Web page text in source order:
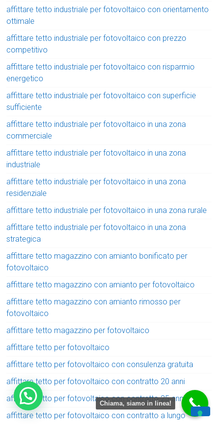
affittare tetto industriale per fotovoltaico con orientamento
ottimale
affittare tetto industriale per fotovoltaico con prezzo
competitivo
affittare tetto industriale per fotovoltaico con risparmio
energetico
affittare tetto industriale per fotovoltaico con superficie
sufficiente
affittare tetto industriale per fotovoltaico in una zona
commerciale
affittare tetto industriale per fotovoltaico in una zona
industriale
affittare tetto industriale per fotovoltaico in una zona
residenziale
affittare tetto industriale per fotovoltaico in una zona rurale
affittare tetto industriale per fotovoltaico in una zona
strategica
affittare tetto magazzino con amianto bonificato per
fotovoltaico
affittare tetto magazzino con amianto per fotovoltaico
affittare tetto magazzino con amianto rimosso per
fotovoltaico
affittare tetto magazzino per fotovoltaico
affittare tetto per fotovoltaico
affittare tetto per fotovoltaico con consulenza gratuita
affittare tetto per fotovoltaico con contratto 20 anni
affittare tetto per fotovoltaico con contratto 25 anni
affittare tetto per fotovoltaico con contratto a lungo
Chiama, siamo in linea!